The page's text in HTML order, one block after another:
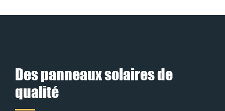
Des panneaux solaires de
qualité